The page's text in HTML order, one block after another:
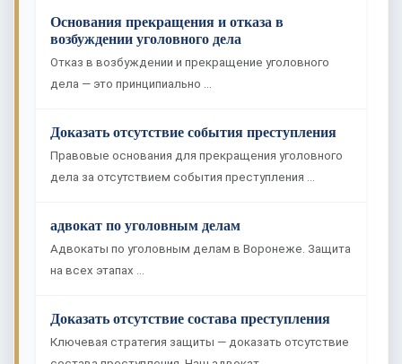
Основания прекращения и отказа в
возбуждении уголовного дела
Отказ в возбуждении и прекращение уголовного
дела — это принципиально …
Доказать отсутствие события преступления
Правовые основания для прекращения уголовного
дела за отсутствием события преступления …
адвокат по уголовным делам
Адвокаты по уголовным делам в Воронеже. Защита
на всех этапах …
Доказать отсутствие состава преступления
Ключевая стратегия защиты — доказать отсутствие